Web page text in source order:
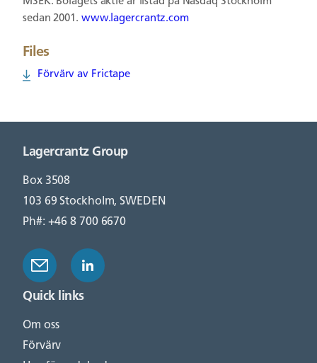
sedan 2001. www.lagercrantz.com
Files
Förvärv av Frictape
Lagercrantz Group
Box 3508
103 69 Stockholm, SWEDEN
Ph#: +46 8 700 6670
Quick links
Om oss
Förvärv